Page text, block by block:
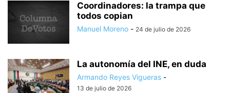
Coordinadores: la trampa que
todos copian
Manuel Moreno - 24 de julio de 2026
La autonomía del INE, en duda
Armando Reyes Vigueras -
13 de julio de 2026